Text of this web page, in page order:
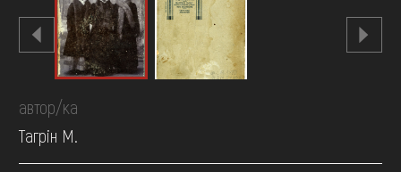
автор/ка
Тагрін М.